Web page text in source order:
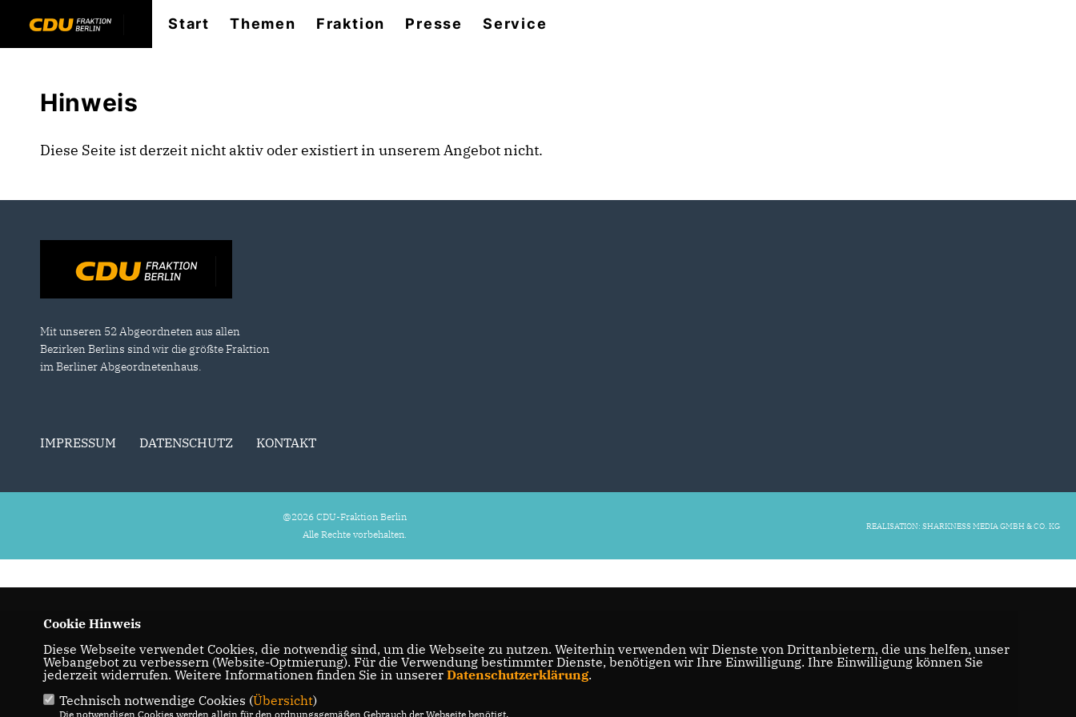
Start Themen Fraktion Presse Service
Hinweis
Diese Seite ist derzeit nicht aktiv oder existiert in unserem Angebot nicht.
Mit unseren 52 Abgeordneten aus allen
Bezirken Berlins sind wir die größte Fraktion
im Berliner Abgeordnetenhaus.
IMPRESSUM DATENSCHUTZ KONTAKT
@2026 CDU-Fraktion Berlin
Alle Rechte vorbehalten.
REALISATION: SHARKNESS MEDIA GMBH & CO. KG
Cookie Hinweis
Diese Webseite verwendet Cookies, die notwendig sind, um die Webseite zu nutzen. Weiterhin verwenden wir Dienste von Drittanbietern, die uns helfen, unser
Webangebot zu verbessern (Website-Optmierung). Für die Verwendung bestimmter Dienste, benötigen wir Ihre Einwilligung. Ihre Einwilligung können Sie
jederzeit widerrufen. Weitere Informationen finden Sie in unserer Datenschutzerklärung.
Technisch notwendige Cookies (Übersicht)
Die notwendigen Cookies werden allein für den ordnungsgemäßen Gebrauch der Webseite benötigt.